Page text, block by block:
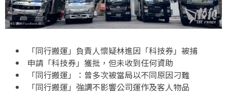
「同行搬運」負責人懷疑林進因「科技券」被捕
申請「科技券」獲批，但未收到任何資助
「同行搬運」：曾多次被當局以不同原因刁難
「同行搬運」強調不影響公司運作及客人物品